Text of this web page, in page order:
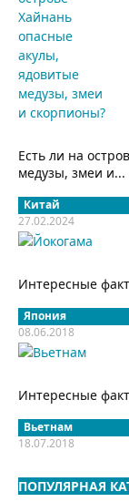
Есть ли на
медузы, змеи и...
Китай
27.02.2024
Интересные
Япония
08.06.2018
Интересные
Вьетнам
18.07.2018
ПОПУЛЯРНАЯ